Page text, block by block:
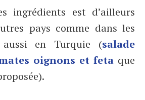
ingrédients est d’ailleurs
pays comme dans les
aussi en Turquie (salade
oignons et feta que